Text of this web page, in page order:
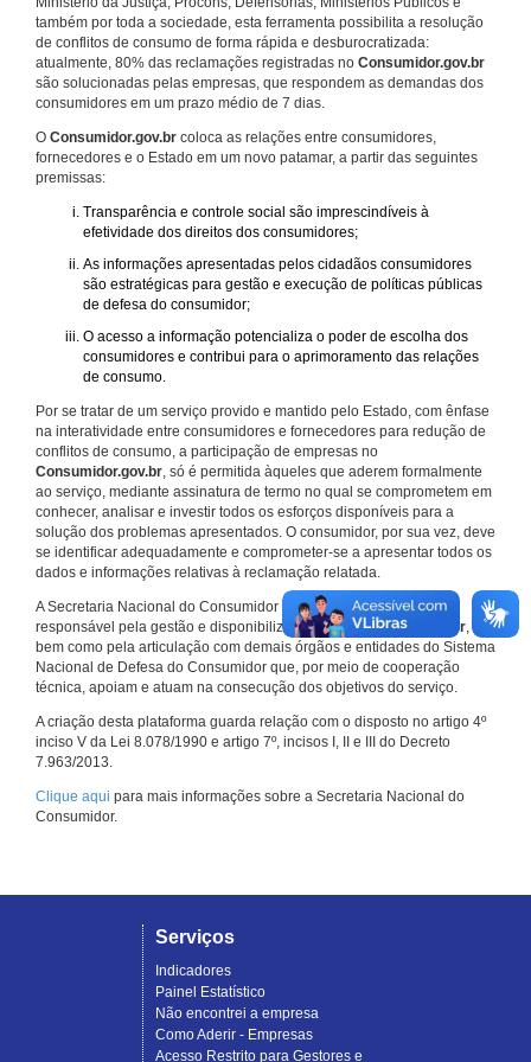
também por toda a sociedade, esta ferramenta possibilita a resolução
de conflitos de consumo de forma rápida e desburocratizada:
atualmente, 80% das reclamações registradas no Consumidor.gov.br
são solucionadas pelas empresas, que respondem as demandas dos
consumidores em um prazo médio de 7 dias.
O Consumidor.gov.br coloca as relações entre consumidores,
fornecedores e o Estado em um novo patamar, a partir das seguintes
premissas:
Transparência e controle social são imprescindíveis à
efetividade dos direitos dos consumidores;
As informações apresentadas pelos cidadãos consumidores
são estratégicas para gestão e execução de políticas públicas
de defesa do consumidor;
O acesso a informação potencializa o poder de escolha dos
consumidores e contribui para o aprimoramento das relações
de consumo.
Por se tratar de um serviço provido e mantido pelo Estado, com ênfase
na interatividade entre consumidores e fornecedores para redução de
conflitos de consumo, a participação de empresas no
Consumidor.gov.br, só é permitida àqueles que aderem formalmente
ao serviço, mediante assinatura de termo no qual se comprometem em
conhecer, analisar e investir todos os esforços disponíveis para a
solução dos problemas apresentados. O consumidor, por sua vez, deve
se identificar adequadamente e comprometer-se a apresentar todos os
dados e informações relativas à reclamação relatada.
A Secretaria Nacional do Consumidor do Ministério da Justiça é a
responsável pela gestão e disponibilização doConsumidor.gov.br,
bem como pela articulação com demais órgãos e entidades do Sistema
Nacional de Defesa do Consumidor que, por meio de cooperação
técnica, apoiam e atuam na consecução dos objetivos do serviço.
A criação desta plataforma guarda relação com o disposto no artigo 4º
inciso V da Lei 8.078/1990 e artigo 7º, incisos I, II e III do Decreto
7.963/2013.
Clique aqui para mais informações sobre a Secretaria Nacional do
Consumidor.
Serviços
Indicadores
Painel Estatístico
Não encontrei a empresa
Como Aderir - Empresas
Acesso Restrito para Gestores e